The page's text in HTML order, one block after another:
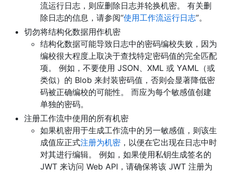
流运行日志，则应删除日志并轮换机密。 有关删
除日志的信息，请参阅“使用工作流运行日志”。
切勿将结构化数据用作机密
结构化数据可能导致日志中的密码编校失败，因为
编校很大程度上取决于查找特定密码值的完全匹配
项。 例如，不要使用 JSON、XML 或 YAML（或
类似）的 Blob 来封装密码值，否则会显著降低密
码被正确编校的可能性。 而应为每个敏感值创建
单独的密码。
注册工作流中使用的所有机密
如果机密用于生成工作流中的另一敏感值，则该生
成值应正式注册为机密 ，以便在它出现在日志中时
对其进行编辑。 例如，如果使用私钥生成签名的
JWT 来访问 Web API，请确保将该 JWT 注册为